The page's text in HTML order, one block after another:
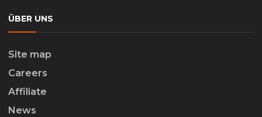
ÜBER UNS
Site map
Careers
Affiliate
News